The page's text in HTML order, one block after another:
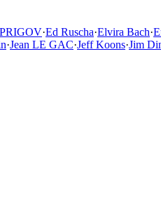
·Ed Ruscha·Elvira Bach·
·Jean LE GAC·Jeff Koons·Jim